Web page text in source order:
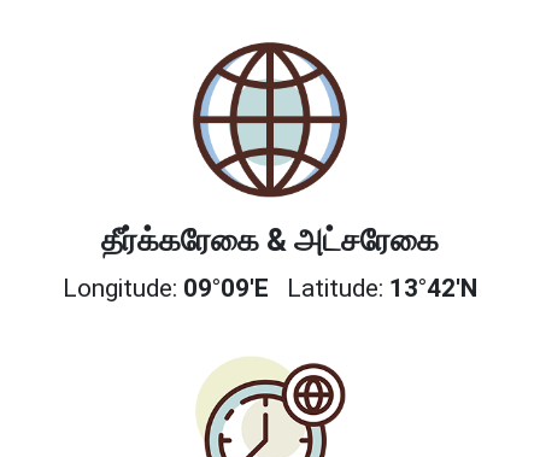
தீர்க்கரேகை & அட்சரேகை
Longitude: 09°09'E Latitude: 13°42'N